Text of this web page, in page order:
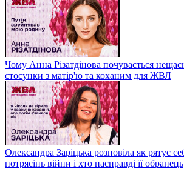
Чому Анна Різатдінова почувається
стосунки з матір'ю та коханим для ЖВЛ
Олександра Заріцька розповіла як рятує
потрясінь війни і хто насправді її обранець